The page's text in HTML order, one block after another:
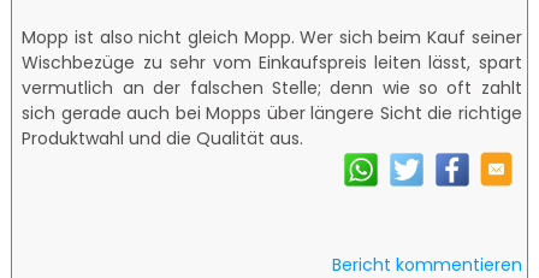
Mopp ist also nicht gleich Mopp. Wer sich beim Kauf seiner
Wischbezüge zu sehr vom Einkaufspreis leiten lässt, spart
vermutlich an der falschen Stelle; denn wie so oft zahlt
sich gerade auch bei Mopps über längere Sicht die richtige
Produktwahl und die Qualität aus.
Bericht kommentieren